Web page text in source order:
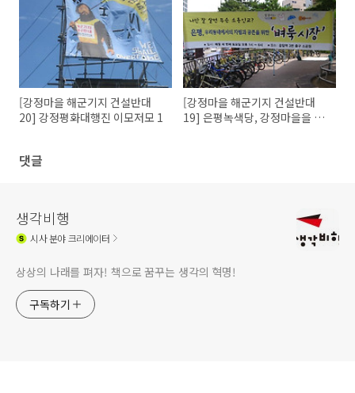
[강정마을 해군기지 건설반대
20] 강정평화대행진 이모저모 1
[강정마을 해군기지 건설반대
19] 은평녹색당, 강정마을을 알
댓글
생각비행
시사분야 크리에이터
상상의 나래를 펴자! 책으로 꿈꾸는 생각의 혁명!
구독하기